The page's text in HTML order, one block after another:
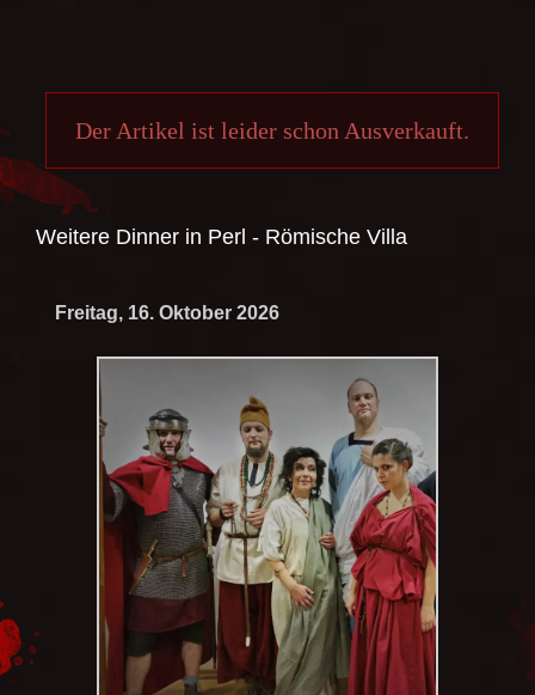
Der Artikel ist leider schon Ausverkauft.
Weitere Dinner in Perl - Römische Villa
Freitag, 16. Oktober 2026